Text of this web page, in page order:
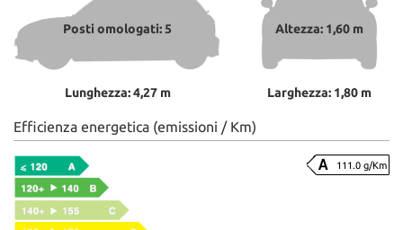
Posti omologati: 5
Lunghezza: 4,27 m
Altezza: 1,60 m
Larghezza: 1,80 m
Efficienza energetica (emissioni / Km)
111.0 g/Km